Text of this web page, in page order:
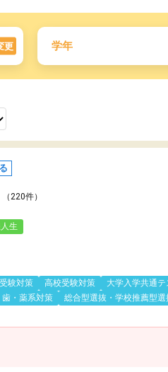
更 学年
（220件）
生
験対策 高校受験対策 大学入学共通
歯・薬系対策 総合型選抜・学校推薦型選